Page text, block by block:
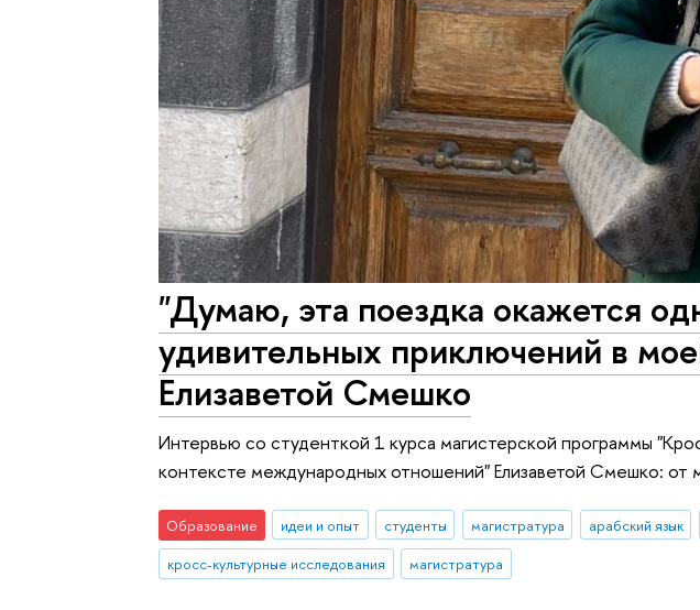
"Думаю, эта поездка окажется
удивительных приключений в
Елизаветой Смешко
Интервью со студенткой 1 курса магистерской программы
контексте международных отношений" Елизаветой Смешко:
Образование идеи и опыт студенты магистратура арабский язык
кросс-культурные исследования
магистратура